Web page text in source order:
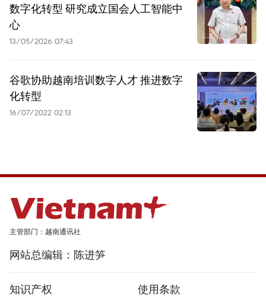
数字化转型 研究成立国会人工智能中
心
13/05/2026 07:43
谷歌协助越南培训数字人才 推进数字
化转型
16/07/2022 02:13
主管部门：越南通讯社
网站总编辑：陈进笋
知识产权 使用条款